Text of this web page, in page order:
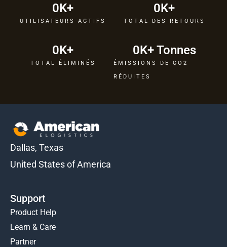
UTILISATEURS ACTIFS
0K+
TOTAL DES RETOURS
0K+
TOTAL ÉLIMINÉS
0K+
ÉMISSIONS DE CO2
RÉDUITES
0K+ Tonnes
Dallas, Texas
United States of America
Support
Product Help
Learn & Care
Partner